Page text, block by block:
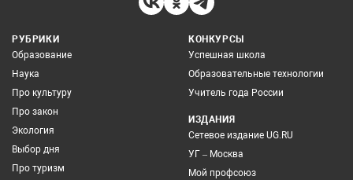
РУБРИКИ
Образование
Наука
Про культуру
Про закон
Экология
Выбор дня
Про туризм
КОНКУРСЫ
Успешная школа
Образовательные технологии
Учитель года России
ИЗДАНИЯ
Сетевое издание UG.RU
УГ – Москва
Мой профсоюз